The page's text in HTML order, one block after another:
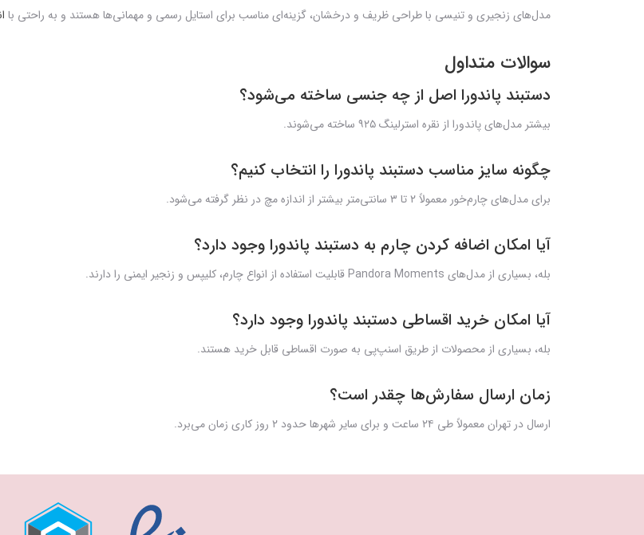
مدل‌های زنجیری و تنیسی با طراحی ظریف و درخشان، گزینه‌ای مناسب برای استایل رسمی و مهمانی‌ها هستند و به راحتی با
سوالات متداول
دستبند پاندورا اصل از چه جنسی ساخته می‌شود؟
بیشتر مدل‌های پاندورا از نقره استرلینگ ۹۲۵ ساخته می‌شوند.
چگونه سایز مناسب دستبند پاندورا را انتخاب کنیم؟
برای مدل‌های چارم‌خور معمولاً ۲ تا ۳ سانتی‌متر بیشتر از اندازه مچ در نظر گرفته می‌شود.
آیا امکان اضافه کردن چارم به دستبند پاندورا وجود دارد؟
بله، بسیاری از مدل‌های Pandora Moments قابلیت استفاده از انواع چارم، کلیپس و زنجیر ایمنی را دارند.
آیا امکان خرید اقساطی دستبند پاندورا وجود دارد؟
بله، بسیاری از محصولات از طریق اسنپ‌پی به صورت اقساطی قابل خرید هستند.
زمان ارسال سفارش‌ها چقدر است؟
ارسال در تهران معمولاً طی ۲۴ ساعت و برای سایر شهرها حدود ۲ روز کاری زمان می‌برد.